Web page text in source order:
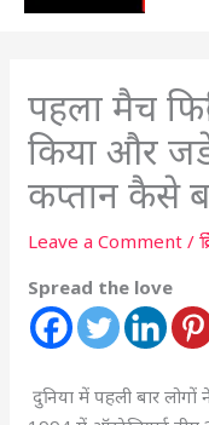
पहला मैच
किया और
कप्तान कैसे
Leave a Comment /
Spread the love
दुनिया में पहली बार